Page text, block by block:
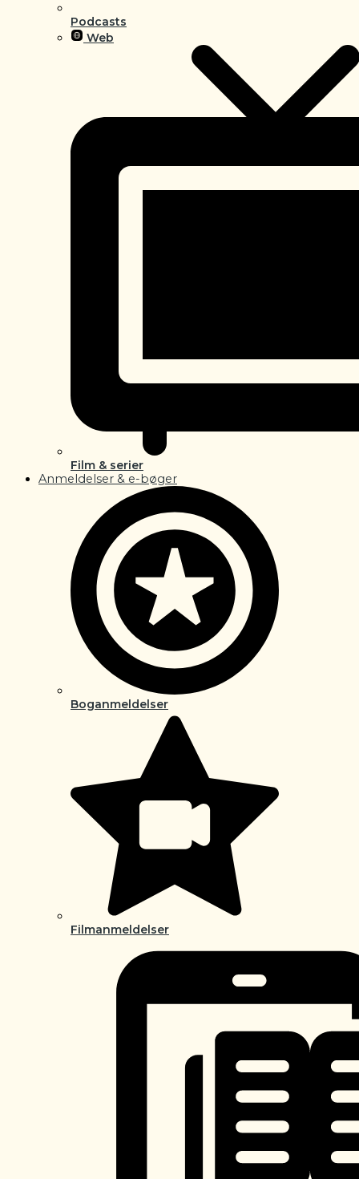
Podcasts
Web
Film & serier
Anmeldelser & e-bøger
Boganmeldelser
Filmanmeldelser